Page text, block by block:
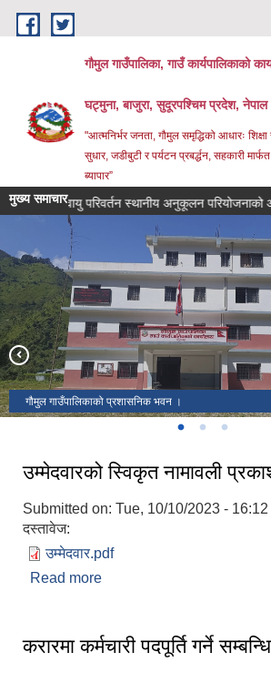
Skip to main content
गौमुल गाउँपालिका, गाउँ कार्यपालिकाको
घट्मुना, बाजुरा, सुदूरपश्चिम प्रदेश, नेपाल
"आत्मनिर्भर जनता, गौमुल समृद्धिको आधारः शिक्षा
सुधार, जडीबुटी र पर्यटन प्रबर्द्धन, सहकारी
ब्यापार”
मुख्य समाचार
जलवायु परिवर्तन स्थानीय अनुकूलन परियोजनाको
गौमुल गाउँपालिकाको प्रशासनिक भवन ।
गौमुल गाउँपालिका स्वागत गेट ।
गौमुल गाउँपालिकाको प्रशासनिक भवन ।
उम्मेदवारको स्विकृत नामावली
Submitted on: Tue, 10/10/2023 - 16:12
दस्तावेज:
उम्मेदवार.pdf
Read more
करारमा कर्मचारी पदपूर्ति गर्ने